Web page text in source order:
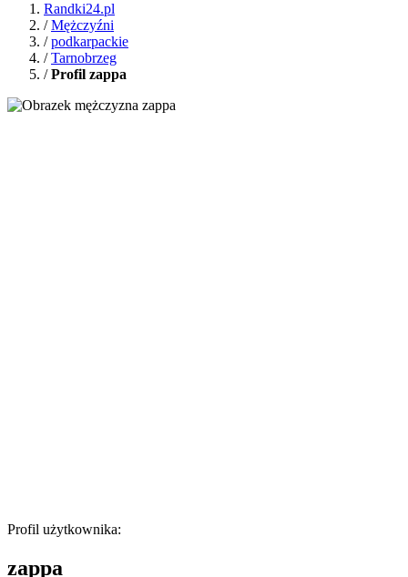
Randki24.pl
/Mężczyźni
/podkarpackie
/Tarnobrzeg
/Profil zappa
Profil użytkownika:
zappa